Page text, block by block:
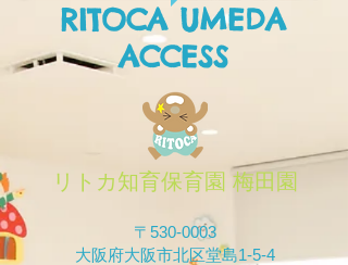
IMG_7164.JPG
RITOCA UMEDA
ACCESS
リトカ知育保育園 梅田園
〒530-0003
大阪府大阪市北区堂島1-5-4